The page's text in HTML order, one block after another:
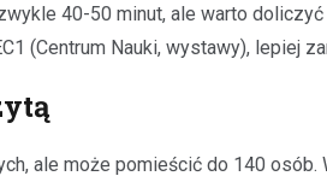
40-50 minut, ale warto
(Centrum Nauki, wystawy), lepiej
ale może pomieścić do 140